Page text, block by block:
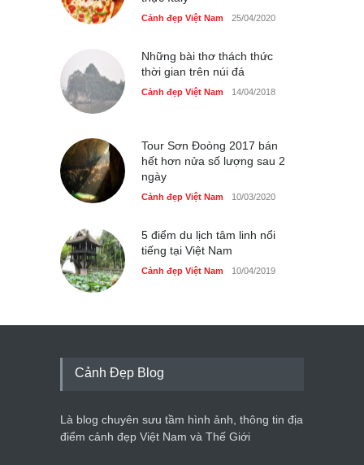
Cảnh đẹp Việt Nam 25/04/2020
Những bài thơ thách thức
thời gian trên núi đá
Cảnh đẹp Việt Nam 14/04/2018
Tour Sơn Đoòng 2017 bán
hết hơn nửa số lượng sau 2
ngày
Cảnh đẹp Việt Nam 10/03/2020
5 điểm du lịch tâm linh nổi
tiếng tại Việt Nam
Cảnh đẹp Việt Nam 10/04/2019
Cảnh Đẹp Blog
Là blog chuyên sưu tầm hình ảnh, thông tin địa
điểm cảnh đẹp Việt Nam và Thế Giới